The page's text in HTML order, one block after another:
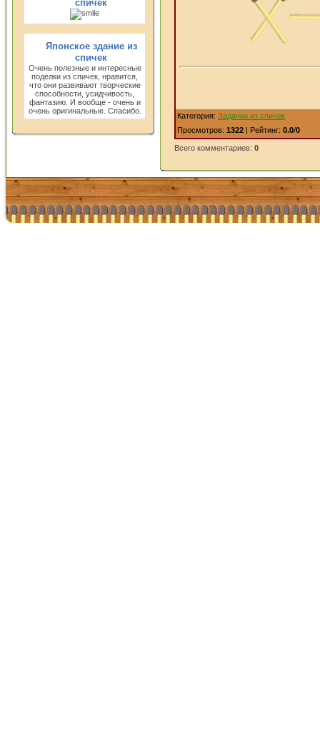
спичек
Японское здание из
спичек
Очень полезные и интересные
поделки из спичек, нравится,
что они развивают творческие
способности, усидчивость,
фантазию. И вообще - очень и
очень оригинальные. Спасибо.
Категория: Задачки из спичек
Просмотров: 1322 | Рейтинг: 0.0/0
Всего комментариев: 0